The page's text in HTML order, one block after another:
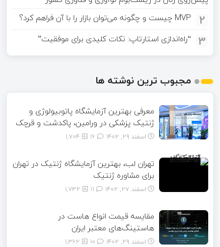
2 MVP چیست و چگونه می‌توان بازار را با آن فراهم کرد؟
3 “راه‌اندازی استارتاپ: نکات کلیدی برای موفقیت”
مجبوب ترین نوشته ها
معرفی بهترین آزمایشگاه پاتوبیولوژی و
ژنتیک پزشکی در ورامین، پاکدشت و قرچک
اسفند ۲۹, ۱۴۰۲ 1,704
تهران لب، بهترین آزمایشگاه ژنتیک در تهران
برای مشاوره ژنتیک
اسفند ۲۷, ۱۴۰۲ 1,732
مقایسه قیمت انواع هاست در
هاستینگ‌های معتبر ایران
اسفند ۲۹, ۱۴۰۲ 1,362